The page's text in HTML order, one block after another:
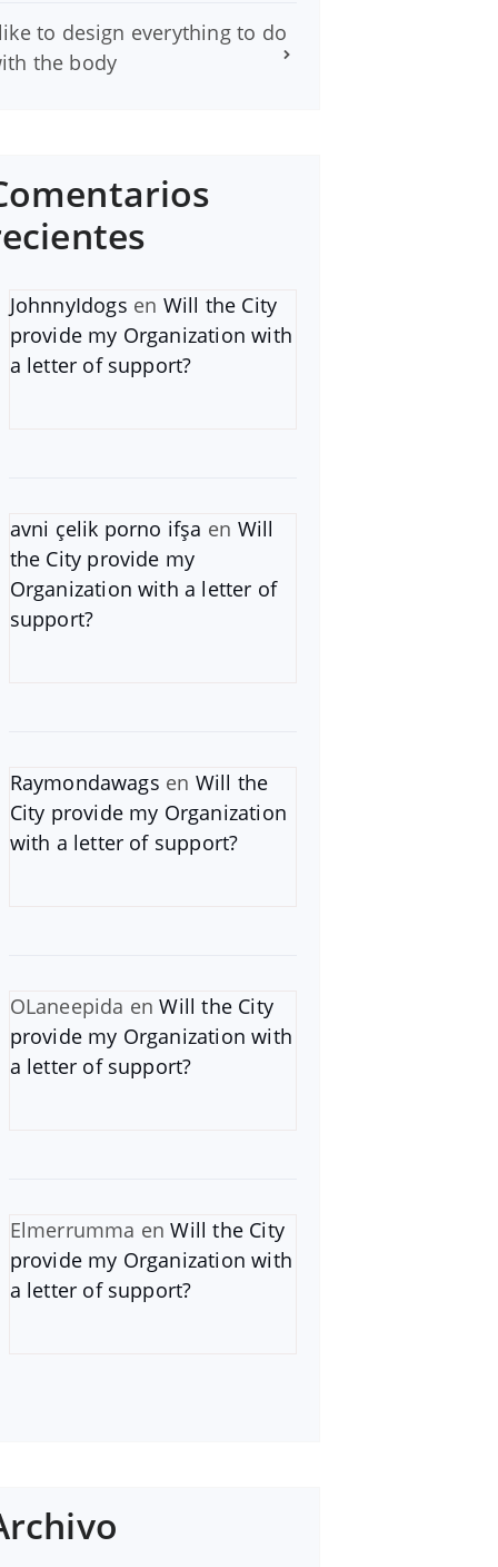
to design everything to do
the body
JohnnyIdogs en Will the City
provide my Organization with
a letter of support?
avni çelik porno ifşa en Will
the City provide my
Organization with a letter of
support?
Raymondawags en Will the
City provide my Organization
with a letter of support?
OLaneepida enWill the City
provide my Organization with
a letter of support?
Elmerrumma enWill the City
provide my Organization with
a letter of support?